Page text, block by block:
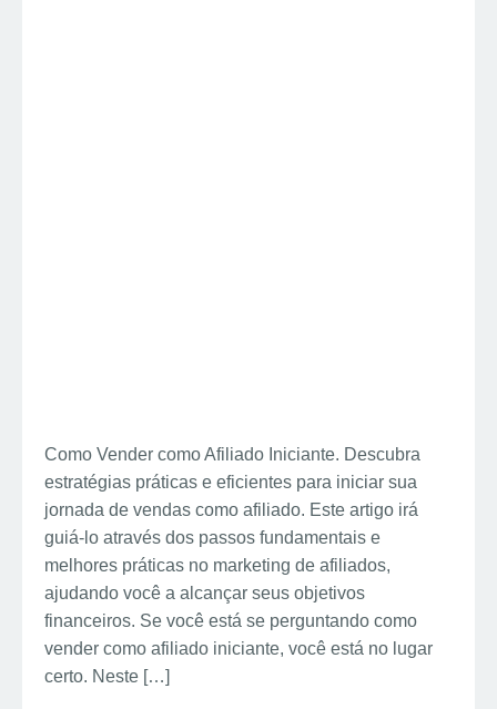
Como Vender como Afiliado Iniciante. Descubra
estratégias práticas e eficientes para iniciar sua
jornada de vendas como afiliado. Este artigo irá
guiá-lo através dos passos fundamentais e
melhores práticas no marketing de afiliados,
ajudando você a alcançar seus objetivos
financeiros. Se você está se perguntando como
vender como afiliado iniciante, você está no lugar
certo. Neste […]